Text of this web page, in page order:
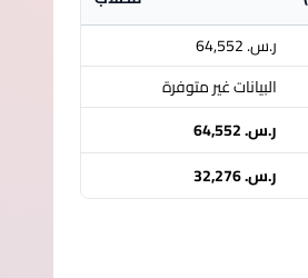
ر.س.‏ 64,552
البيانات غير متوفرة
ر.س.‏ 64,552
ر.س.‏ 32,276